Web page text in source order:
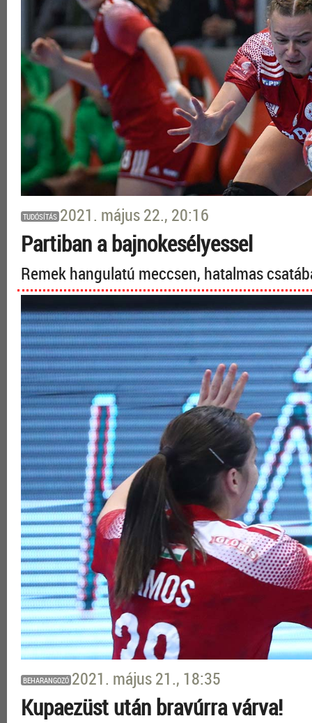
TUDÓSÍTÁS 2021. május 22., 20:16
Partiban a bajnokesélyessel
Remek hangulatú meccsen, hatalmas
BEHARANGOZÓ 2021. május 21., 18:35
Kupaezüst után bravúrra várva!